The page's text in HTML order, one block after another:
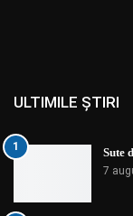
ULTIMILE ȘTIRI
1 Sute
7